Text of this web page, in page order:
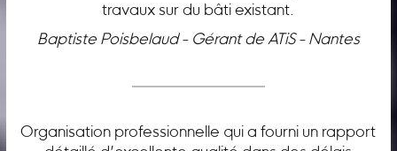
travaux sur du bâti existant.
Baptiste Poisbelaud - Gérant de ATiS - Nantes
Organisation professionnelle qui a fourni un rapport